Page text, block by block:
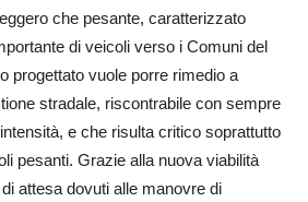
che pesante, carat­te­riz­zato
di veicoli verso i Comuni del
progettato vuole porre rimedio a
stradale, riscontrabile con sempre
e che risulta critico soprattutto
pesanti. Grazie alla nuova viabilità
attesa dovuti alle manovre di